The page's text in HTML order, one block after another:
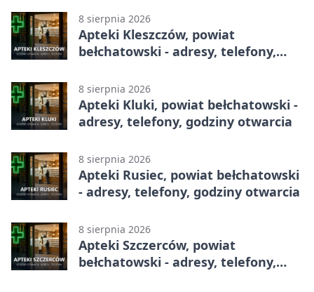
8 sierpnia 2026
Apteki Kleszczów, powiat
bełchatowski - adresy, telefony,
8 sierpnia 2026
Apteki Kluki, powiat bełchatowski -
adresy, telefony, godziny otwarcia
8 sierpnia 2026
Apteki Rusiec, powiat bełchatowski
- adresy, telefony, godziny otwarcia
8 sierpnia 2026
Apteki Szczerców, powiat
bełchatowski - adresy, telefony,